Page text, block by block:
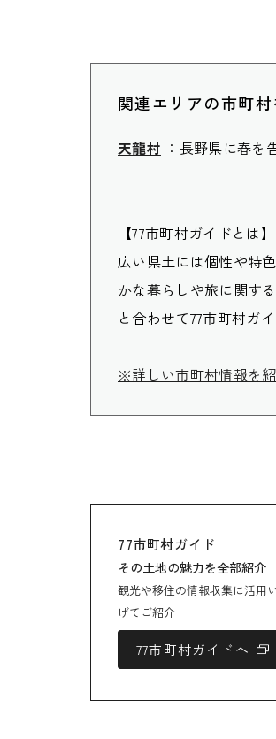
関連エリアの市町
天龍村 ：長野県に春を
【77市町村ガイドとは】
広い県土には個性や特
かな暮らしや旅に関す
と合わせて77市町村ガ
※詳しい市町村情報を
77市町村ガイド
その土地の魅力を全部紹介
観光や移住の情報収集に活用
げてご紹介
77市町村ガイドへ